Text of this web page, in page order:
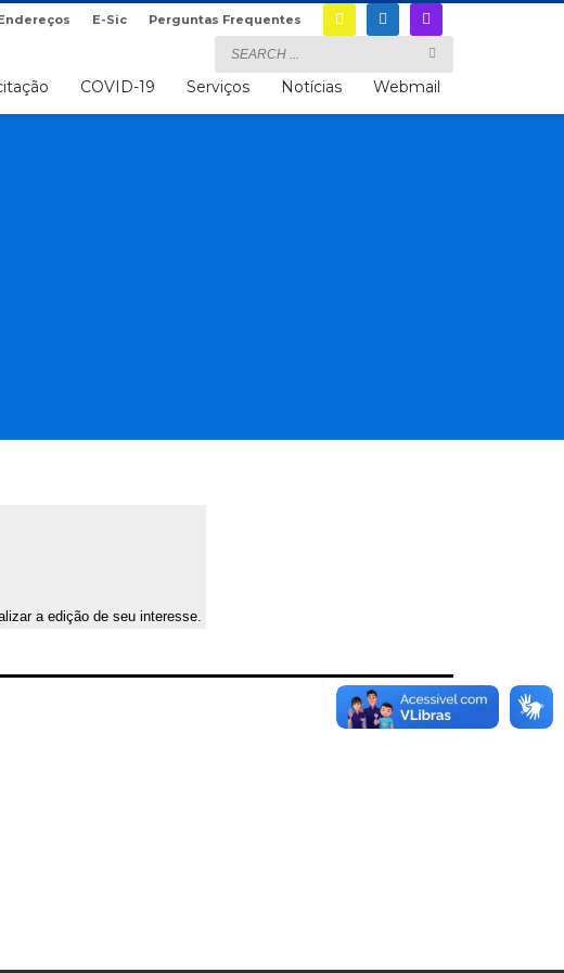
E-Sic Perguntas Frequentes
COVID-19 Serviços Notícias Webmail
a edição de seu interesse.